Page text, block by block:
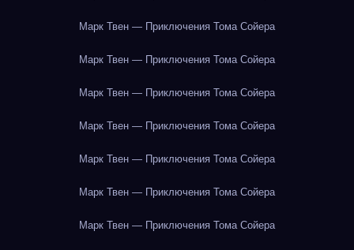
Марк Твен — Приключения Тома Сойера
Марк Твен — Приключения Тома Сойера
Марк Твен — Приключения Тома Сойера
Марк Твен — Приключения Тома Сойера
Марк Твен — Приключения Тома Сойера
Марк Твен — Приключения Тома Сойера
Марк Твен — Приключения Тома Сойера